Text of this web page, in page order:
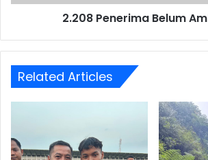
2.208 Penerima Belum
Related Articles